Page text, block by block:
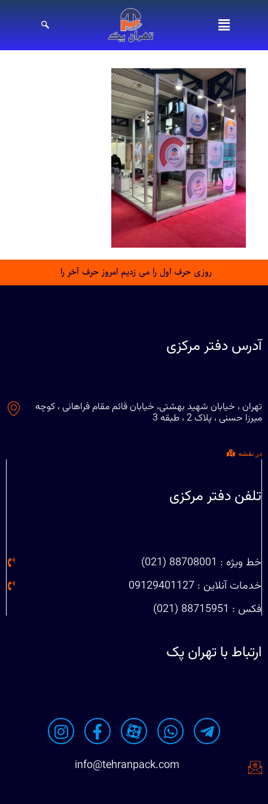
روزی حرف اول را می زدیم امروز حرف آخر را
آدرس دفتر مرکزی
تهران ، خیابان شهید بهشتی، خیابان قائم مقام فراهانی ، کوچه
میرزا حسنی ، پلاک 2 ، طبقه 3
در نقشه
تلفن دفتر مرکزی
خط ویژه : 88708001 (021)
خدمات آنلاین : 09129401127
فکس : 88715951 (021)
ارتباط با تهران پک
info@tehranpack.com